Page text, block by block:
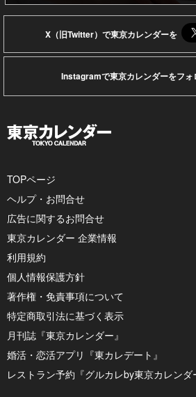
X（旧Twitter）で東京カレンダーを
Instagramで東京カレンダーをフォ
TOPページ
ヘルプ・お問合せ
広告に関するお問合せ
東京カレンダー 企業情報
利用規約
個人情報保護方針
著作権・免責事項について
特定商取引法に基づく表示
月刊誌『東京カレンダー』
婚活・恋活アプリ『東カレデート』
レストラン予約『グルカレby東京カレンダ